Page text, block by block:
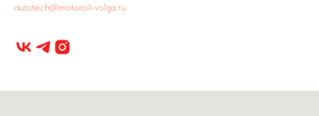
autotech@motoroil-volga.ru